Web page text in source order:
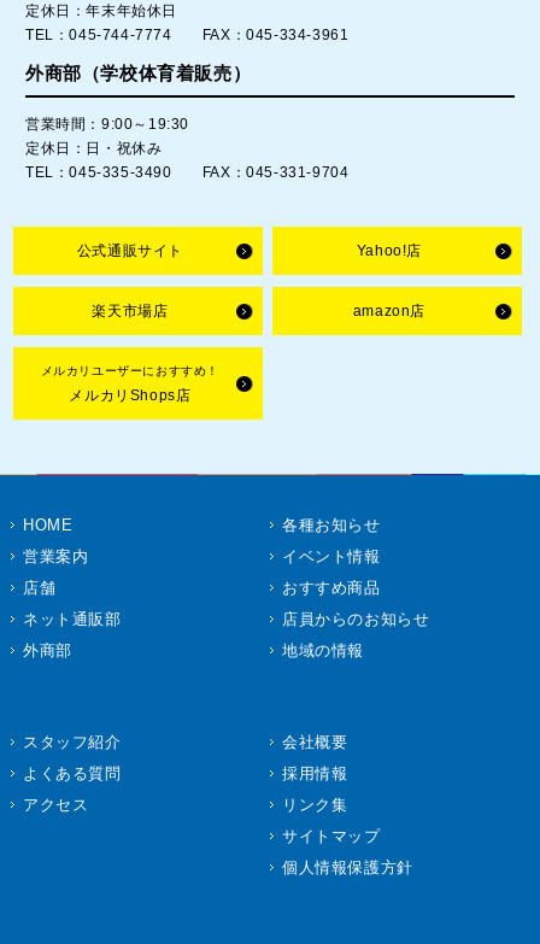
定休日：年末年始休日
TEL：045-744-7774 FAX：045-334-3961
外商部（学校体育着販売）
営業時間：9:00～19:30
定休日：日・祝休み
TEL：045-335-3490 FAX：045-331-9704
公式通販サイト Yahoo!店
楽天市場店 amazon店
メルカリユーザーにおすすめ！
メルカリShops店
HOME
営業案内
店舗
ネット通販部
外商部
各種お知らせ
イベント情報
おすすめ商品
店員からのお知らせ
地域の情報
スタッフ紹介
よくある質問
アクセス
会社概要
採用情報
リンク集
サイトマップ
個人情報保護方針